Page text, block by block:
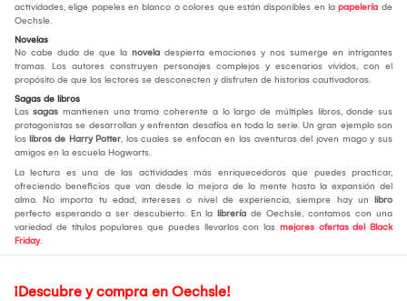
actividades, elige papeles en blanco o colores que están disponibles en la papelería de
Oechsle.
Novelas
No cabe duda de que la novela despierta emociones y nos sumerge en intrigantes
tramas. Los autores construyen personajes complejos y escenarios vívidos, con el
propósito de que los lectores se desconecten y disfruten de historias cautivadoras.
Sagas de libros
Las sagas mantienen una trama coherente a lo largo de múltiples libros, donde sus
protagonistas se desarrollan y enfrentan desafíos en toda la serie. Un gran ejemplo son
los libros de Harry Potter, los cuales se enfocan en las aventuras del joven mago y sus
amigos en la escuela Hogwarts.
La lectura es una de las actividades más enriquecedoras que puedes practicar,
ofreciendo beneficios que van desde la mejora de la mente hasta la expansión del
alma. No importa tu edad, intereses o nivel de experiencia, siempre hay un libro
perfecto esperando a ser descubierto. En la librería de Oechsle, contamos con una
variedad de títulos populares que puedes llevarlos con las mejores ofertas del Black
Friday.
¡Descubre y compra en Oechsle!